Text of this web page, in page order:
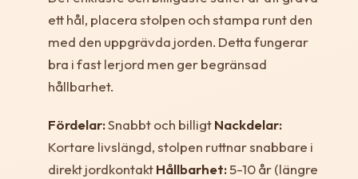
ett hål, placera stolpen och stampa runt den
med den uppgrävda jorden. Detta fungerar
bra i fast lerjord men ger begränsad
hållbarhet.
Fördelar:Snabbt och billigtNackdelar:
Kortare livslängd, stolpen ruttnar snabbare i
direkt jordkontaktHållbarhet:5-10 år (längre